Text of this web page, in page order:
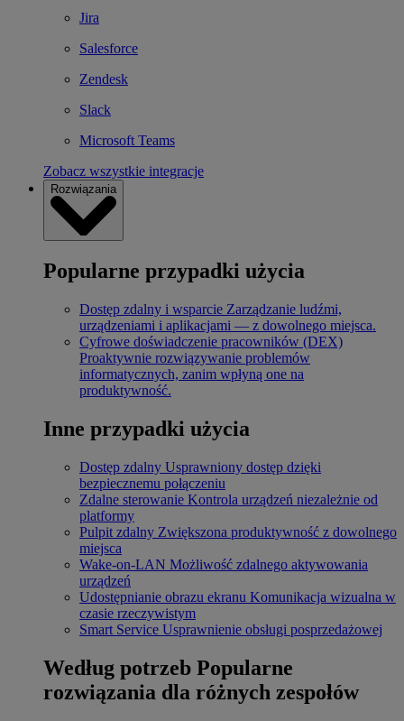
Jira
Salesforce
Zendesk
Slack
Microsoft Teams
Zobacz wszystkie integracje
Rozwiązania
Popularne przypadki użycia
Dostęp zdalny i wsparcie Zarządzanie ludźmi,
urządzeniami i aplikacjami — z dowolnego miejsca.
Cyfrowe doświadczenie pracowników (DEX)
Proaktywnie rozwiązywanie problemów
informatycznych, zanim wpłyną one na
produktywność.
Inne przypadki użycia
Dostęp zdalny Usprawniony dostęp dzięki
bezpiecznemu połączeniu
Zdalne sterowanie Kontrola urządzeń niezależnie od
platformy
Pulpit zdalny Zwiększona produktywność z dowolnego
miejsca
Wake-on-LAN Możliwość zdalnego aktywowania
urządzeń
Udostępnianie obrazu ekranu Komunikacja wizualna w
czasie rzeczywistym
Smart Service Usprawnienie obsługi posprzedażowej
Według potrzeb Popularne
rozwiązania dla różnych zespołów